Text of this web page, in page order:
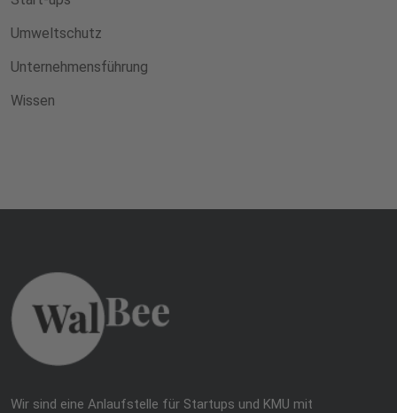
Umweltschutz
Unternehmensführung
Wissen
Wir sind eine Anlaufstelle für Startups und KMU mit